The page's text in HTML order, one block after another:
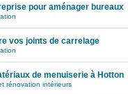
pour aménager bureaux
vos joints de carrelage
de menuiserie à Hotton
rénovation intérieurs